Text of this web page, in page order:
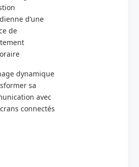
d’une
de
dynamique
sa
avec
connectés